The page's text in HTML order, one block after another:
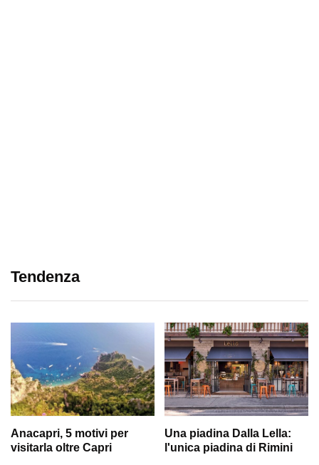
Tendenza
Anacapri, 5 motivi per
visitarla oltre Capri
Una piadina Dalla Lella:
l'unica piadina di Rimini